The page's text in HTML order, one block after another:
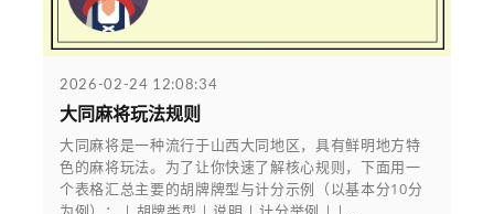
2026-02-24 12:08:34
大同麻将玩法规则
大同麻将是一种流行于山西大同地区，具有鲜明地方特
色的麻将玩法。为了让你快速了解核心规则，下面用一
个表格汇总主要的胡牌牌型与计分示例（以基本分10分